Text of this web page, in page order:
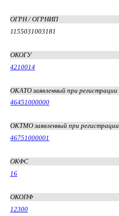
ОГРН / ОГРНИП
1155031003181
ОКОГУ
4210014
ОКАТО заявленный при регистрации
46451000000
ОКТМО заявленный при регистрации
46751000001
ОКФС
16
ОКОПФ
12300